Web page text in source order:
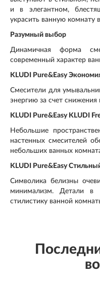
и в элегантном,
украсить ванную комнату
Разумный выбор
Динамичная форма
современный характер
KLUDI Pure&Easy
Смесители для
энергию за счет
KLUDI Pure&Easy KLUDI
Небольшие
настенных смесителей
небольших ванных
KLUDI Pure&Easy
Символика белизны
минимализм. Детали в
стилистику ванной